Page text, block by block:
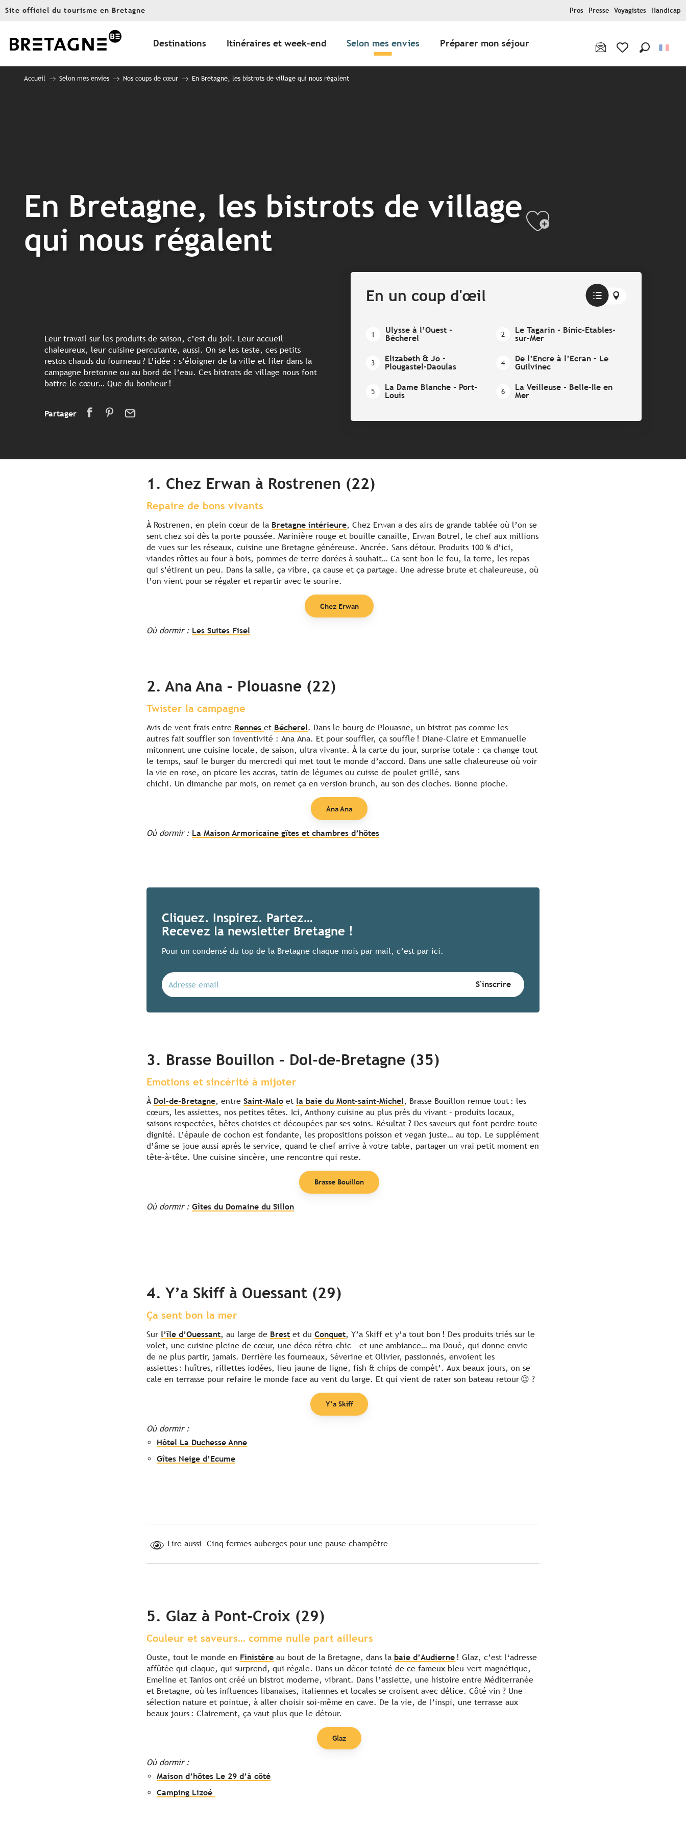
Aller
principal
Site officiel du tourisme en Bretagne Pros Presse Voyagistes Handicap
Destinations Itinéraires et week-end Selon mes envies Préparer mon séjour
Accueil Selon mes envies Nos coups de cœur En Bretagne, les bistrots de village qui nous régalent
En Bretagne, les bistrots de village
qui nous régalent
Ajouter
Leur travail sur les produits de saison, c’est du joli. Leur accueil
chaleureux, leur cuisine percutante, aussi. On se les teste, ces petits
restos chauds du fourneau ? L’idée : s’éloigner de la ville et filer dans la
campagne bretonne ou au bord de l’eau. Ces bistrots de village nous font
battre le cœur… Que du bonheur !
Partager
En un coup d'œil
1
Ulysse à l’Ouest -
Bécherel
2
Le Tagarin - Binic-Etables-
sur-Mer
3
Elizabeth & Jo -
Plougastel-Daoulas
4
De l’Encre à l’Ecran – Le
Guilvinec
5
La Dame Blanche - Port-
Louis
6
La Veilleuse - Belle-Ile en
Mer
1. Chez Erwan à Rostrenen (22)
Repaire de bons vivants
À Rostrenen, en plein cœur de la Bretagne intérieure, Chez Erwan a des airs de grande tablée où l’on se
sent chez soi dès la porte poussée. Marinière rouge et bouille canaille, Erwan Botrel, le chef aux millions
de vues sur les réseaux, cuisine une Bretagne généreuse. Ancrée. Sans détour. Produits 100 % d’ici,
viandes rôties au four à bois, pommes de terre dorées à souhait… Ca sent bon le feu, la terre, les repas
qui s’étirent un peu. Dans la salle, ça vibre, ça cause et ça partage. Une adresse brute et chaleureuse, où
l’on vient pour se régaler et repartir avec le sourire.
Chez Erwan
Où dormir : Les Suites Fisel
2. Ana Ana – Plouasne (22)
Twister la campagne
Avis de vent frais entre Rennes et Bécherel. Dans le bourg de Plouasne, un bistrot pas comme les
autres fait souffler son inventivité : Ana Ana. Et pour souffler, ça souffle ! Diane-Claire et Emmanuelle
mitonnent une cuisine locale, de saison, ultra vivante. À la carte du jour, surprise totale : ça change tout
le temps, sauf le burger du mercredi qui met tout le monde d’accord. Dans une salle chaleureuse où voir
la vie en rose, on picore les accras, tatin de légumes ou cuisse de poulet grillé, sans
chichi. Un dimanche par mois, on remet ça en version brunch, au son des cloches. Bonne pioche.
Ana Ana
Où dormir : La Maison Armoricaine gîtes et chambres d’hôtes
Cliquez. Inspirez. Partez…
Recevez la newsletter Bretagne !
Pour un condensé du top de la Bretagne chaque mois par mail, c’est par ici.
3. Brasse Bouillon – Dol-de-Bretagne (35)
Emotions et sincérité à mijoter
À Dol-de-Bretagne, entre Saint-Malo et la baie du Mont-saint-Michel, Brasse Bouillon remue tout : les
cœurs, les assiettes, nos petites têtes. Ici, Anthony cuisine au plus près du vivant – produits locaux,
saisons respectées, bêtes choisies et découpées par ses soins. Résultat ? Des saveurs qui font perdre toute
dignité. L’épaule de cochon est fondante, les propositions poisson et vegan juste… au top. Le supplément
d’âme se joue aussi après le service, quand le chef arrive à votre table, partager un vrai petit moment en
tête-à-tête. Une cuisine sincère, une rencontre qui reste.
Brasse Bouillon
Où dormir : Gîtes du Domaine du Sillon
4. Y’a Skiff à Ouessant (29)
Ça sent bon la mer
Sur l’île d’Ouessant, au large de Brest et du Conquet, Y’a Skiff et y’a tout bon ! Des produits triés sur le
volet, une cuisine pleine de cœur, une déco rétro-chic – et une ambiance… ma Doué, qui donne envie
de ne plus partir, jamais. Derrière les fourneaux, Séverine et Olivier, passionnés, envoient les
assiettes : huîtres, rillettes iodées, lieu jaune de ligne, fish & chips de compèt’. Aux beaux jours, on se
cale en terrasse pour refaire le monde face au vent du large. Et qui vient de rater son bateau retour 😉 ?
Y’a Skiff
Où dormir :
Hôtel La Duchesse Anne
Gîtes Neige d’Ecume
Lire aussi Cinq fermes-auberges pour une pause champêtre
5. Glaz à Pont-Croix (29)
Couleur et saveurs… comme nulle part ailleurs
Ouste, tout le monde en Finistère au bout de la Bretagne, dans la baie d’Audierne ! Glaz, c’est l‘adresse
affûtée qui claque, qui surprend, qui régale. Dans un décor teinté de ce fameux bleu-vert magnétique,
Emeline et Tanios ont créé un bistrot moderne, vibrant. Dans l’assiette, une histoire entre Méditerranée
et Bretagne, où les influences libanaises, italiennes et locales se croisent avec délice. Côté vin ? Une
sélection nature et pointue, à aller choisir soi-même en cave. De la vie, de l’inspi, une terrasse aux
beaux jours : Clairement, ça vaut plus que le détour.
Glaz
Où dormir :
Maison d’hôtes Le 29 d’à côté
Camping Lizoé